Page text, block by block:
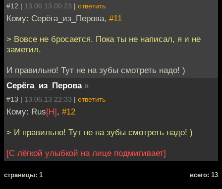
#12 | 13.06.13 00:23 | ответить
Кому: Серёга_из_Перова, #11
> Вовсе не бросается. Пока ты не написал, я и не
заметил.
И правильно! Тут не на зубы смотреть надо! )
Серёга_из_Перова »
#13 | 13.06.13 22:33 | ответить
Кому: Rus[H], #12
> И правильно! Тут не на зубы смотреть надо! )
[С лёгкой улыбкой на лице подмигивает]
cтраницы: 1 всего: 13